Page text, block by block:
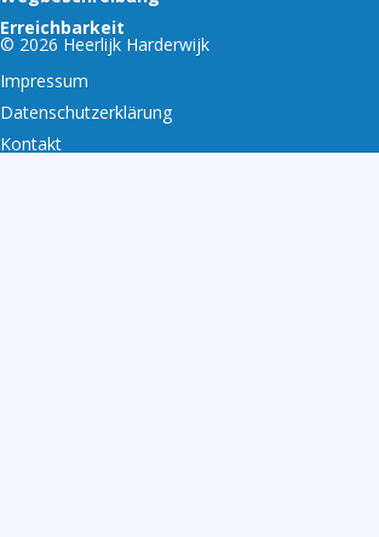
Erreichbarkeit
© 2026 Heerlijk Harderwijk
Impressum
Datenschutzerklärung
Kontakt